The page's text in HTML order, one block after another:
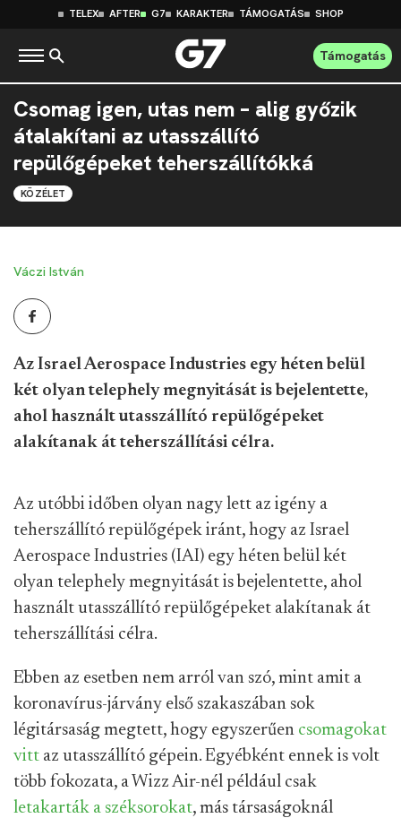
TELEX AFTER G7 KARAKTER TÁMOGATÁS SHOP
Támogatás
Csomag igen, utas nem – alig győzik
átalakítani az utasszállító
repülőgépeket teherszállítókká
KÖZÉLET
Váczi István
Az Israel Aerospace Industries egy héten belül
két olyan telephely megnyitását is bejelentette,
ahol használt utasszállító repülőgépeket
alakítanak át teherszállítási célra.
Az utóbbi időben olyan nagy lett az igény a
teherszállító repülőgépek iránt, hogy az Israel
Aerospace Industries (IAI) egy héten belül két
olyan telephely megnyitását is bejelentette, ahol
használt utasszállító repülőgépeket alakítanak át
teherszállítási célra.
Ebben az esetben nem arról van szó, mint amit a
koronavírus-járvány első szakaszában sok
légitársaság megtett, hogy egyszerűen csomagokat
vitt az utasszállító gépein. Egyébként ennek is volt
több fokozata, a Wizz Air-nél például csak
letakarták a széksorokat, más társaságoknál